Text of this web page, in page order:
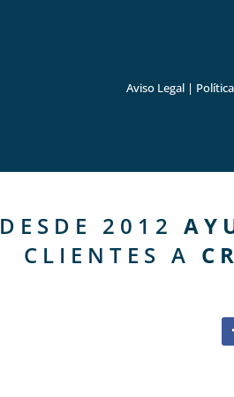
Aviso Legal|
DESDE 2012
CLIENTES A